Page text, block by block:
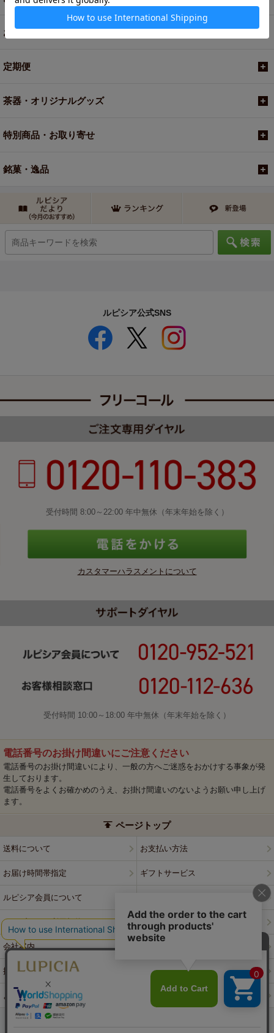
お買い得商品
定期便
茶器・オリジナルグッズ
特別商品・お取り寄せ
銘菓・逸品
ルピシア公式SNS
受付時間 8:00～22:00 年中無休（年末年始を除く）
カスタマーハラスメントについて
受付時間 10:00～18:00 年中無休（年末年始を除く）
電話番号のお掛け間違いにご注意ください
電話番号のお掛け間違いにより、一般の方へご迷惑をおかけする事象が発
生しております。
電話番号をよくお確かめのうえ、お掛け間違いのないようお願い申し上げ
ます。
ページトップ
送料について お支払い方法
お届け時間帯指定 ギフトサービス
ルピシア会員について
ウェブサイト利用規約 特定商取引法に基づく表記
会社案内
採用情報 ルピシアブランド
よくある質問